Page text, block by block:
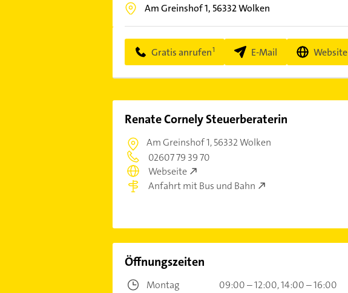
Am Greinshof 1, 56332Wolken
Gratis anrufen E-Mail Website
Renate Cornely Steuerberaterin
Am Greinshof 1,56332 Wolken
02607 79 39 70
Webseite
Anfahrt mit Bus und Bahn
Öffnungszeiten
Montag 09:00 – 12:00 14:00 – 16:00